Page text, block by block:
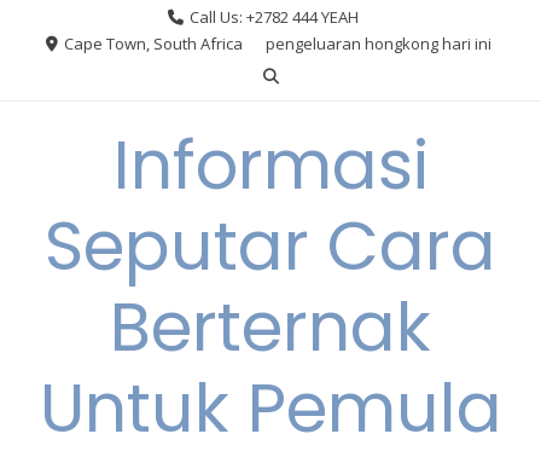
Call Us: +2782 444 YEAH
Cape Town, South Africa
pengeluaran hongkong hari ini
Informasi
Seputar Cara
Berternak
Untuk Pemula